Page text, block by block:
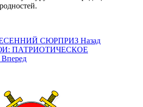
СЮРПРИЗ Назад
ПАТРИОТИЧЕСКОЕ
Вперед